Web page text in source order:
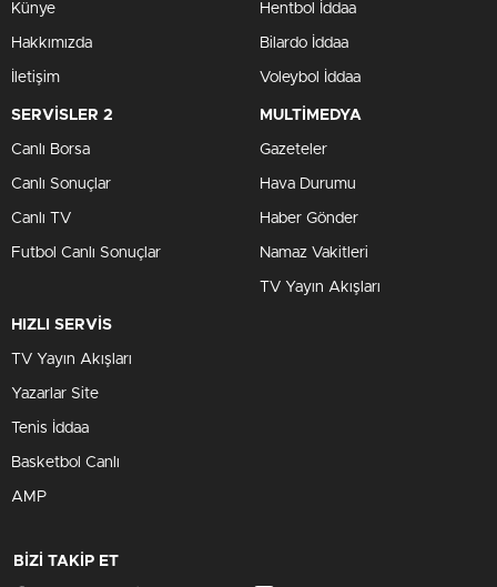
Künye
Hakkımızda
İletişim
Hentbol İddaa
Bilardo İddaa
Voleybol İddaa
SERVİSLER 2
Canlı Borsa
Canlı Sonuçlar
Canlı TV
Futbol Canlı Sonuçlar
MULTİMEDYA
Gazeteler
Hava Durumu
Haber Gönder
Namaz Vakitleri
TV Yayın Akışları
HIZLI SERVİS
TV Yayın Akışları
Yazarlar Site
Tenis İddaa
Basketbol Canlı
AMP
BİZİ TAKİP ET